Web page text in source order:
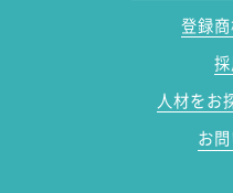
登録
人材をお
お